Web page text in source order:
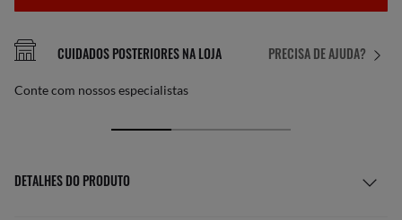
PRECISA DE AJUDA?
CUIDADOS POSTERIORES NA LOJA
Conte com nossos especialistas
DETALHES DO PRODUTO